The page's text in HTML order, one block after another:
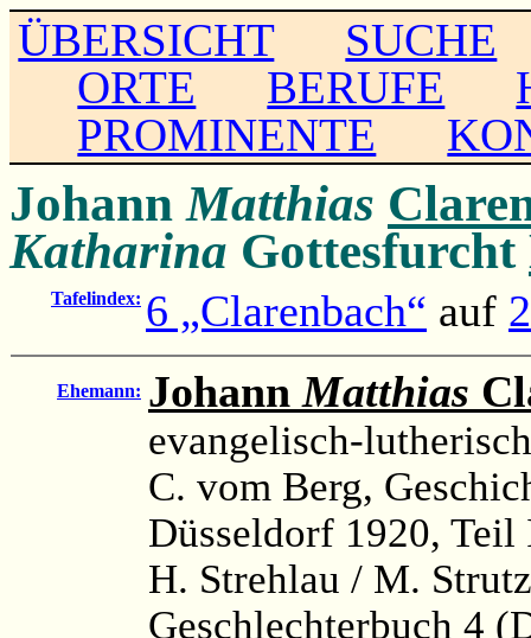
ÜBERSICHT
SUCHE
ORTE
BERUFE
PROMINENTE
JohannMatthias
Katharina Gottesfurcht
Tafelindex: 6 „Clarenbach“ auf
Ehemann: JohannMatthias
evangelisch-
C. vom Berg,
Düsseldorf 1920, Teil
H. Strehlau / M.
Geschlechterbuch 4